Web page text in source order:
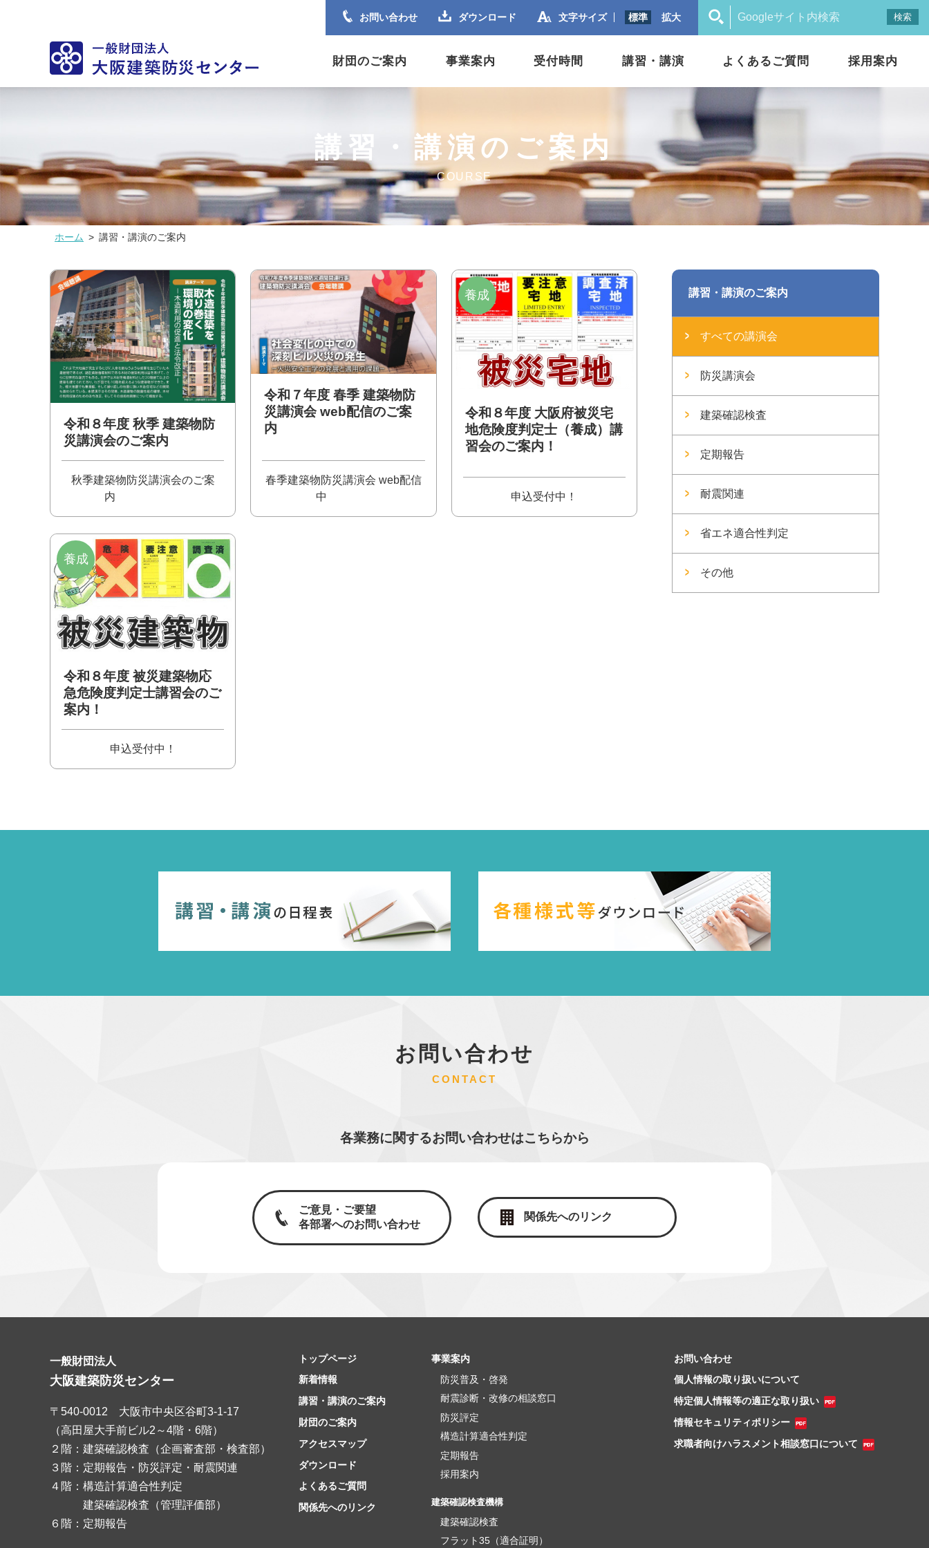
お問い合わせ ダウンロード 文字サイズ 標準 拡大
財団のご案内 事業案内 受付時間 講習・講演 よくあるご質問 採用案内
講習・講演のご案内
COURSE
ホーム > 講習・講演のご案内
令和８年度 秋季 建築物防
災講演会のご案内
秋季建築物防災講演会のご案
内
令和７年度 春季 建築物防
災講演会 web配信のご案
内
春季建築物防災講演会 web配信
中
養成
令和８年度 大阪府被災宅
地危険度判定士（養成）講
習会のご案内！
申込受付中！
養成
令和８年度 被災建築物応
急危険度判定士講習会のご
案内！
申込受付中！
講習・講演のご案内
すべての講演会
防災講演会
建築確認検査
定期報告
耐震関連
省エネ適合性判定
その他
お問い合わせ
CONTACT
各業務に関するお問い合わせはこちらから
ご意見・ご要望
各部署へのお問い合わせ
関係先へのリンク
一般財団法人
大阪建築防災センター
〒540-0012 大阪市中央区谷町3-1-17
（高田屋大手前ビル2～4階・6階）
２階：建築確認検査（企画審査部・検査部）
３階：定期報告・防災評定・耐震関連
４階：構造計算適合性判定
建築確認検査（管理評価部）
６階：定期報告
トップページ
新着情報
講習・講演のご案内
財団のご案内
アクセスマップ
ダウンロード
よくあるご質問
関係先へのリンク
事業案内
防災普及・啓発
耐震診断・改修の相談窓口
防災評定
構造計算適合性判定
定期報告
採用案内
建築確認検査機構
建築確認検査
フラット35（適合証明）
お問い合わせ
個人情報の取り扱いについて
特定個人情報等の適正な取り扱い
情報セキュリティポリシー
求職者向けハラスメント相談窓口について